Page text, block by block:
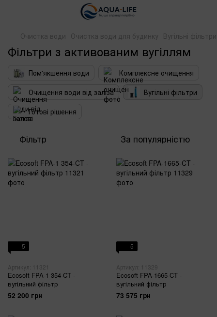
Очистка води Очистка води для будинку Вугільні фільтри
Фільтри з активованим вугіллям
Пом'якшення води
Комплексне очищення
Очищення води від заліза
Вугільні фільтри
Готові рішення
Фільтр За популярністю
5
Артикул: 11321
Ecosoft FPA-1 354-CT -
вугільний фільтр
52 200 грн
5
Артикул: 11329
Ecosoft FPA-1665-CT -
вугільний фільтр
73 575 грн